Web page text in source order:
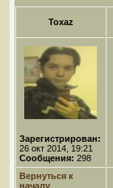
Toxaz
Зарегистрирован:
26 окт 2014, 19:21
Сообщения: 298
Вернуться к
началу